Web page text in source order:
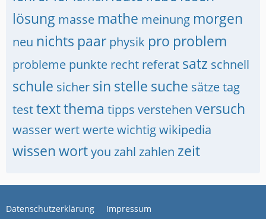
lösung masse mathe meinung morgen
neu nichts paar physik pro problem
probleme punkte recht referat satz schnell
schule sicher sin stelle suche sätzetag
testtextthema tipps verstehen versuch
wasserwertwertewichtigwikipedia
wissenwortyou zahl zahlen zeit
Datenschutzerklärung Impressum